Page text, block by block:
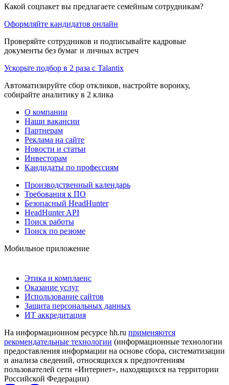
Какой соцпакет вы предлагаете семейным сотрудникам?
Оформляйте кандидатов онлайн
Проверяйте сотрудников и подписывайте кадровые
документы без бумаг и личных встреч
Ускорьте подбор в 2 раза с Talantix
Автоматизируйте сбор откликов, настройте воронку,
собирайте аналитику в 2 клика
О компании
Наши вакансии
Партнерам
Реклама на сайте
Новости и статьи
Инвесторам
Кандидаты по профессиям
Производственный календарь
Требования к ПО
Безопасный HeadHunter
HeadHunter API
Поиск работы
Поиск по резюме
Мобильное приложение
Этика и комплаенс
Оказание услуг
Использование сайтов
Защита персональных данных
ИТ аккредитация
На информационном ресурсе hh.ru применяются
рекомендательные технологии (информационные технологии
предоставления информации на основе сбора, систематизации
и анализа сведений, относящихся к предпочтениям
пользователей сети «Интернет», находящихся на территории
Российской Федерации)